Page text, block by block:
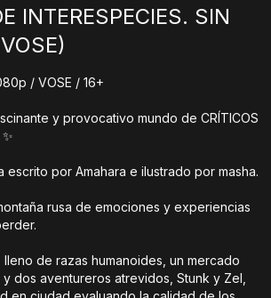
INTERESPECIES. SIN
/ VOSE / 16+
y provocativo mundo de CRÍTICOS
escrito por Amahara e ilustrado por masha.
rusa de emociones y experiencias
lleno de razas humanoides, un mercado
dos aventureros atrevidos, Stunk y Zel,